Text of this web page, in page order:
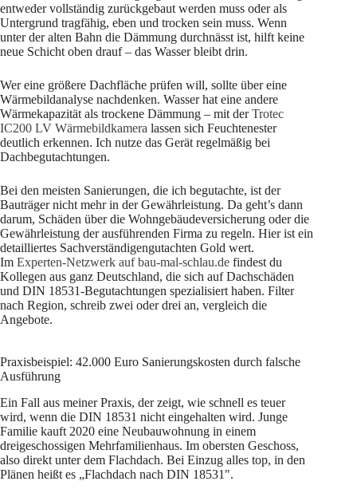
entweder vollständig zurückgebaut werden muss oder als
Untergrund tragfähig, eben und trocken sein muss. Wenn
unter der alten Bahn die Dämmung durchnässt ist, hilft keine
neue Schicht oben drauf – das Wasser bleibt drin.
Wer eine größere Dachfläche prüfen will, sollte über eine
Wärmebildanalyse nachdenken. Wasser hat eine andere
Wärmekapazität als trockene Dämmung – mit derTrotec
IC200 LV Wärmebildkamera lassen sich Feuchtenester
deutlich erkennen. Ich nutze das Gerät regelmäßig bei
Dachbegutachtungen.
Bei den meisten Sanierungen, die ich begutachte, ist der
Bauträger nicht mehr in der Gewährleistung. Da geht’s dann
darum, Schäden über die Wohngebäudeversicherung oder die
Gewährleistung der ausführenden Firma zu regeln. Hier ist ein
detailliertes Sachverständigengutachten Gold wert.
Im Experten-Netzwerk auf bau-mal-schlau.de findest du
Kollegen aus ganz Deutschland, die sich auf Dachschäden
und DIN 18531-Begutachtungen spezialisiert haben. Filter
nach Region, schreib zwei oder drei an, vergleich die
Angebote.
Praxisbeispiel: 42.000 Euro Sanierungskosten durch falsche
Ausführung
Ein Fall aus meiner Praxis, der zeigt, wie schnell es teuer
wird, wenn die DIN 18531 nicht eingehalten wird. Junge
Familie kauft 2020 eine Neubauwohnung in einem
dreigeschossigen Mehrfamilienhaus. Im obersten Geschoss,
also direkt unter dem Flachdach. Bei Einzug alles top, in den
Plänen heißt es „Flachdach nach DIN 18531″.